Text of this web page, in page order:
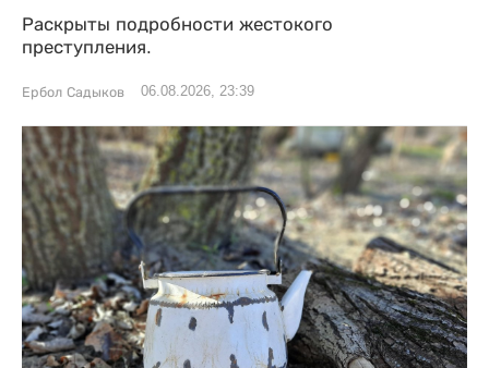
Раскрыты подробности жестокого
преступления.
Ербол Садыков 06.08.2026, 23:39